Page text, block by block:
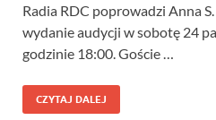
Radia RDC poprowadzi Anna
wydanie audycji w sobotę 24
godzinie 18:00. Goście …
CZYTAJ DALEJ